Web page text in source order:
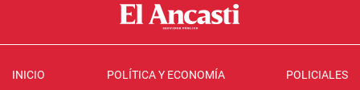
INICIO POLÍTICA Y ECONOMÍA POLICIALES